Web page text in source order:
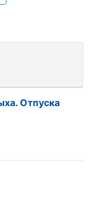
Отпуска